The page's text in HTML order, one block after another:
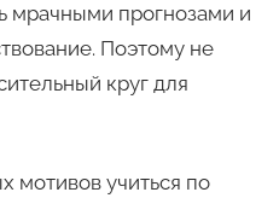
мрачными прогнозами и
Поэтому не
круг для
мотивов учиться по